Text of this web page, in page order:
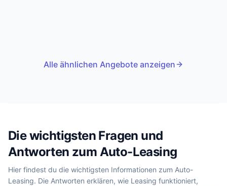
Alle ähnlichen Angebote anzeigen
Die wichtigsten Fragen und
Antworten zum Auto-Leasing
Hier findest du die wichtigsten Informationen zum Auto-
Leasing. Die Antworten erklären, wie Leasing funktioniert,